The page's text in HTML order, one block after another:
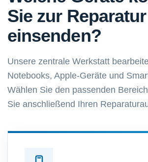
Sie zur Reparatur
einsenden?
Unsere zentrale Werkstatt
Notebooks, Apple-Geräte und
Wählen Sie den passenden
Sie anschließend Ihren